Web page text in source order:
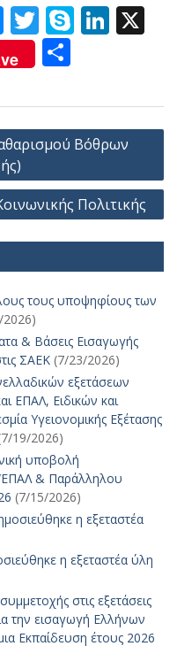
M
e
ss
e
n
g
er
T
w
itt
er
S
p
e
Li
e
dI
n
ρ
α
τε
ίτ
ε
Βόθρων
Πολιτικής
τους υποψηφίους των
& Βάσεις Εισαγωγής
ΣΑΕΚ (7/23/2026)
εξετάσεων
ΕΠΑΛ, Ειδικών και
Υγειονομικής Εξέτασης
19/2026)
υποβολή
& Παράλληλου
(7/15/2026)
η εξεταστέα
η εξεταστέα ύλη
στις εξετάσεις
την εισαγωγή Ελλήνων
Εκπαίδευση έτους 2026